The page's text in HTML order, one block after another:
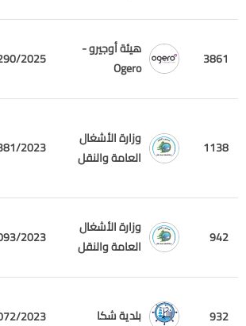
3861
هيئة أوجيرو -
Ogero
2025
1138
وزارة الأشغال
العامة والنقل
2023
942
وزارة الأشغال
العامة والنقل
2023
932 بلدية شكا 2023